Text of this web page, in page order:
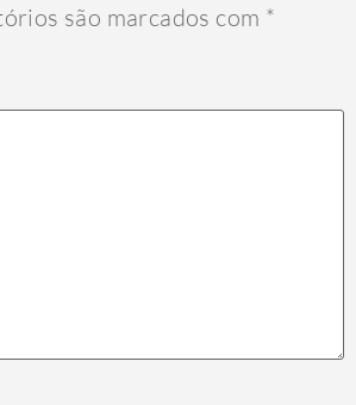
são marcados com *